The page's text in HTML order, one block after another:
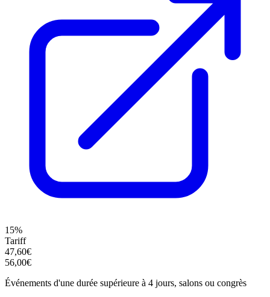
15%
Tariff
47,60€
56,00€
Événements d'une durée supérieure à 4 jours, salons ou congrès